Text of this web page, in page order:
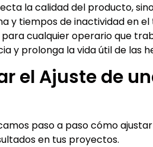
la calidad del producto,
y tiempos de inactividad en
para cualquier operario que
y prolonga la vida útil de las
el Ajuste de
paso a paso cómo
en tus proyectos.